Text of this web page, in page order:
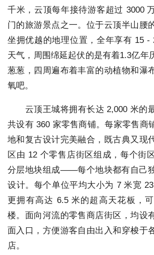
千米 ，云顶每年接待游客超过 3000
门的旅游景点之一。位于云顶半山腰
坐拥优越的地理位置，全年享有 15 -
天气，周围绵延起伏的是有着1.3亿年
葱葱，四周遍布着丰富的动植物和瀑
氧吧。
云顶王城将拥有长达 2,000 米的最
共设有 360 家零售商铺。每家零售商
地和复古设计完美融合，既古典又现
区由 12 个零售店街区组成，每个街
分层地块组成——每个地块都有自己
设计。每个单位平均大小为 7 米宽
更拥有高达 6.5 米的超高天花板，
楼。面向河流的零售商店街区，均设
面入口，方便游客自由出入和穿梭于
店。